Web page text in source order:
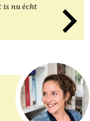
is nu écht